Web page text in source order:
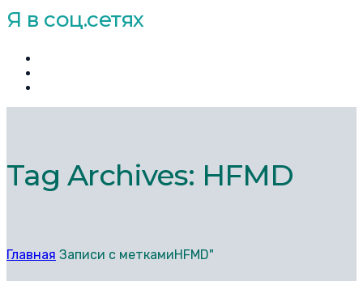
Я в соц.сетях
Tag Archives: HFMD
Главная Записи с меткамиHFMD"